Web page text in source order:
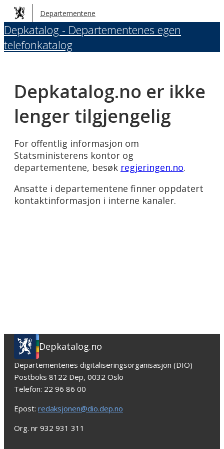
Hopp
til
hovedinnhold
Departementene
Depkatalog - Departementenes egen
telefonkatalog
Depkatalog.no er ikke
lenger tilgjengelig
For offentlig informasjon om
Statsministerens kontor og
departementene, besøk regjeringen.no.
Ansatte i departementene finner oppdatert
kontaktinformasjon i interne kanaler.
Depkatalog.no
Departementenes digitaliseringsorganisasjon (DIO)
Postboks 8122 Dep, 0032 Oslo
Telefon: 22 96 86 00
Epost: redaksjonen@dio.dep.no
Org. nr 932 931 311